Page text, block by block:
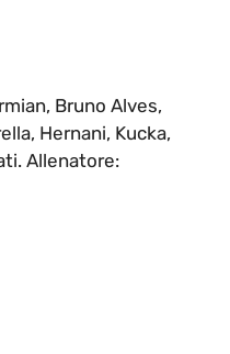
Bruno Alves,
Hernani, Kucka,
Allenatore: